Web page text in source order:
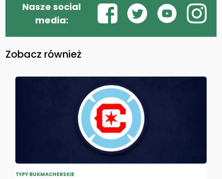
Nasze social
media:
Zobacz również
TYPY BUKMACHERSKIE